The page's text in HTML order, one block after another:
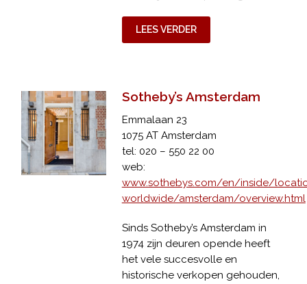
LEES VERDER
Sotheby’s Amsterdam
Emmalaan 23
1075 AT Amsterdam
tel: 020 – 550 22 00
web:
www.sothebys.com/en/inside/
worldwide/amsterdam/overview.html
Sinds Sotheby’s Amsterdam in
1974 zijn deuren opende heeft
het vele succesvolle en
historische verkopen gehouden,